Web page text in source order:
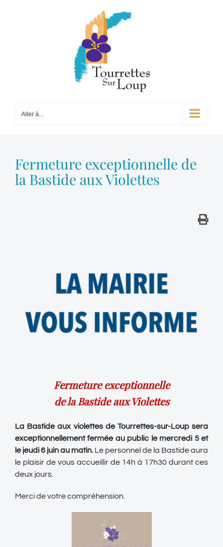
Aller à...
Fermeture exceptionnelle de
la Bastide aux Violettes
Fermeture exceptionnelle
de la Bastide aux Violettes
La Bastide aux violettes de Tourrettes-sur-Loup sera
exceptionnellement fermée au public le mercredi 5 et
le jeudi 6 juin au matin. Le personnel de la Bastide aura
le plaisir de vous accueillir de 14h à 17h30 durant ces
deux jours.
Merci de votre compréhension.